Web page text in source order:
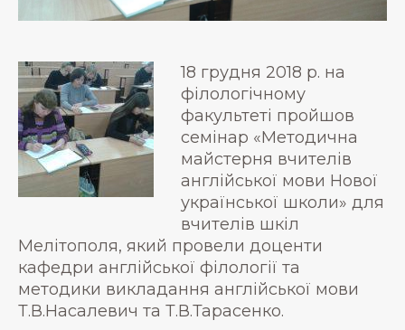
18 грудня 2018 р. на
філологічному
факультеті пройшов
семінар «Методична
майстерня вчителів
англійської мови Нової
української школи» для
вчителів шкіл
Мелітополя, який провели доценти
кафедри англійської філології та
методики викладання англійської мови
Т.В.Насалевич та Т.В.Тарасенко.